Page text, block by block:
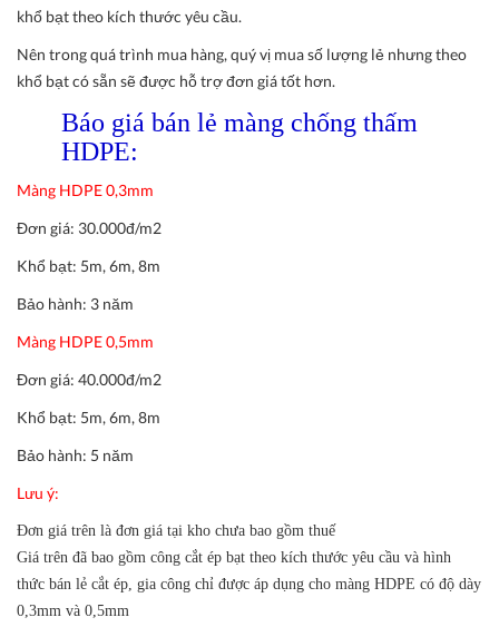
khổ bạt theo kích thước yêu cầu.
Nên trong quá trình mua hàng, quý vị mua số lượng lẻ nhưng theo
khổ bạt có sẵn sẽ được hỗ trợ đơn giá tốt hơn.
Báo giá bán lẻ màng chống thấm
HDPE:
Màng HDPE 0,3mm
Đơn giá: 30.000đ/m2
Khổ bạt: 5m, 6m, 8m
Bảo hành: 3 năm
Màng HDPE 0,5mm
Đơn giá: 40.000đ/m2
Khổ bạt: 5m, 6m, 8m
Bảo hành: 5 năm
Lưu ý:
Đơn giá trên là đơn giá tại kho chưa bao gồm thuế
Giá trên đã bao gồm công cắt ép bạt theo kích thước yêu cầu và hình
thức bán lẻ cắt ép, gia công chỉ được áp dụng cho màng HDPE có độ dày
0,3mm và 0,5mm